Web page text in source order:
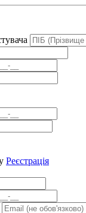
Реєстрація